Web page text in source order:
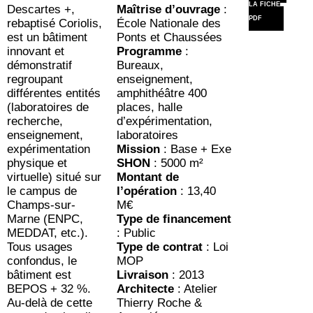
Descartes +,
rebaptisé Coriolis,
est un bâtiment
innovant et
démonstratif
regroupant
différentes entités
(laboratoires de
recherche,
enseignement,
expérimentation
physique et
virtuelle) situé sur
le campus de
Champs-sur-
Marne (ENPC,
MEDDAT, etc.).
Tous usages
confondus, le
bâtiment est
BEPOS + 32 %.
Au-delà de cette
Maîtrise d’ouvrage :
École Nationale des
Ponts et Chaussées
Programme :
Bureaux,
enseignement,
amphithéâtre 400
places, halle
d’expérimentation,
laboratoires
Mission : Base + Exe
SHON : 5000 m²
Montant de
l’opération : 13,40
M€
Type de financement
: Public
Type de contrat : Loi
MOP
Livraison : 2013
Architecte : Atelier
Thierry Roche &
LA FICHE
PDF